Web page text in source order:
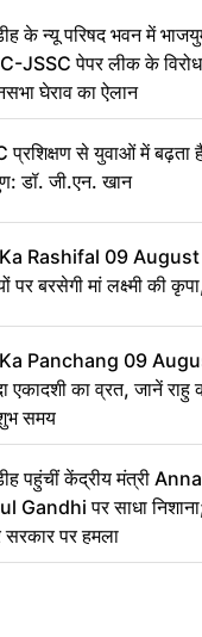
के न्यू परिषद भवन में
JSSC पेपर लीक के
घेराव का ऐलान
प्रशिक्षण से युवाओं में
डॉ. जी.एन. खान
Rashifal 09 August
पर बरसेगी मां लक्ष्मी की
Panchang 09
एकादशी का व्रत, जानें राहु
समय
पहुंचीं केंद्रीय मंत्री
Gandhi पर साधा
पर हमला